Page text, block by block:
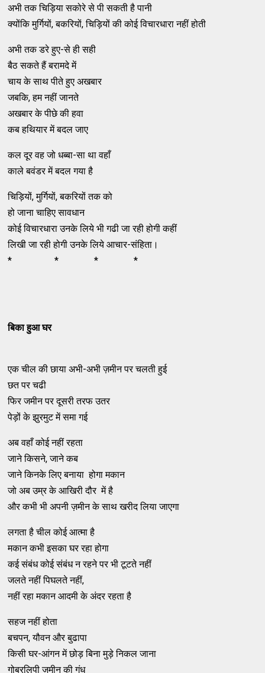
अभी तक चिड़िया सकोरे से पी सकती है पानी
क्योंकि मुर्गियों, बकरियों, चिड़ियों की कोई विचारधारा नहीं होती
अभी तक डरे हुए-से ही सही
बैठ सकते हैं बरामदे में
चाय के साथ पीते हुए अखबार
जबकि, हम नहीं जानते
अखबार के पीछे की हवा
कब हथियार में बदल जाए
कल दूर वह जो धब्बा-सा था वहाँ
काले बवंडर में बदल गया है
चिड़ियों, मुर्गियों, बकरियों तक को
हो जाना चाहिए सावधान
कोई विचारधारा उनके लिये भी गढी जा रही होगी कहीं
लिखी जा रही होगी उनके लिये आचार-संहिता।
* * * *
बिका हुआ घर
एक चील की छाया अभी-अभी ज़मीन पर चलती हुई
छत पर चढी
फिर जमीन पर दूसरी तरफ उतर
पेड़ों के झुरमुट में समा गई
अब वहाँ कोई नहीं रहता
जाने किसने, जाने कब
जाने किनके लिए बनाया होगा मकान
जो अब उम्र के आखिरी दौर में है
और कभी भी अपनी ज़मीन के साथ खरीद लिया जाएगा
लगता है चील कोई आत्मा है
मकान कभी इसका घर रहा होगा
कई संबंध कोई संबंध न रहने पर भी टूटते नहीं
जलते नहीं पिघलते नहीं,
नहीं रहा मकान आदमी के अंदर रहता है
सहज नहीं होता
बचपन, यौवन और बुढापा
किसी घर-आंगन में छोड़ बिना मुड़े निकल जाना
गोबरलिपी ज़मीन की गंध